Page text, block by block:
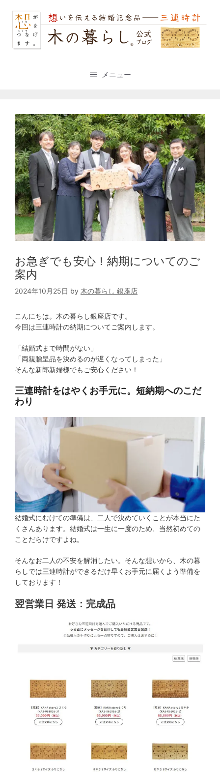
メニュー
お急ぎでも安心！納期についてのご
案内
2024年10月25日 by 木の暮らし 銀座店
こんにちは。木の暮らし銀座店です。
今回は三連時計の納期についてご案内します。
「結婚式まで時間がない」
「両親贈呈品を決めるのが遅くなってしまった」
そんな新郎新婦様でもご安心ください！
三連時計をはやくお手元に。短納期へのこだ
わり
結婚式にむけての準備は、二人で決めていくことが本当にた
くさんあります。結婚式は一生に一度のため、当然初めての
ことだらけですよね。
そんなお二人の不安を解消したい。そんな想いから、木の暮
らしでは三連時計ができるだけ早くお手元に届くよう準備を
しております！
翌営業日 発送：完成品